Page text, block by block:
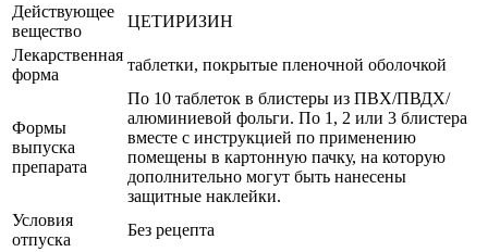
Действующее
вещество
ЦЕТИРИЗИН
Лекарственная
форма
таблетки, покрытые пленочной оболочкой
Формы
выпуска
препарата
По 10 таблеток в блистеры из ПВХ/ПВДХ/
алюминиевой фольги. По 1, 2 или 3 блистера
вместе с инструкцией по применению
помещены в картонную пачку, на которую
дополнительно могут быть нанесены
защитные наклейки.
Условия
отпуска
Без рецепта